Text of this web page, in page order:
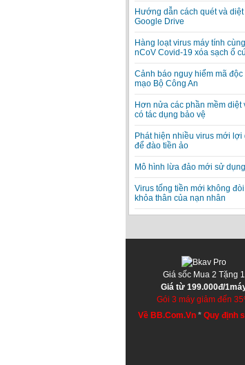
Hướng dẫn cách quét và
Google Drive
Hàng loạt virus máy tính
nCoV Covid-19 xóa sạch ổ
Cảnh báo nguy hiểm mã
mạo Bộ Công An
Hơn nửa các phần mềm diệt
có tác dụng bảo vệ
Phát hiện nhiều virus mới
để đào tiền ảo
Mô hình lừa đảo mới sử
Virus tống tiền mới không
khỏa thân của nạn nhân
Giá sốc Mua 2 Tặng 1
Giá từ 199.000đ/
Gói 3 máy giảm đến
Về BB.Com.Vn *Quy định